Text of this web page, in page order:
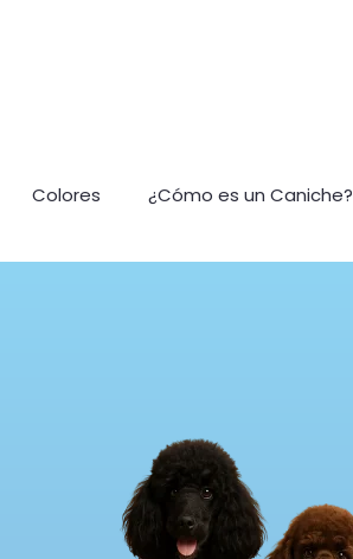
Colores ¿Cómo es un Caniche?